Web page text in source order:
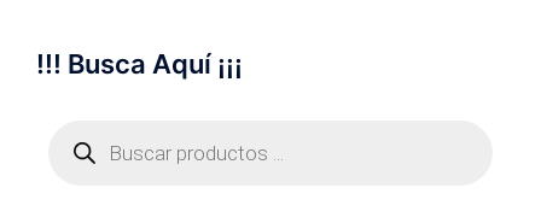
!!! Busca Aquí ¡¡¡
productos